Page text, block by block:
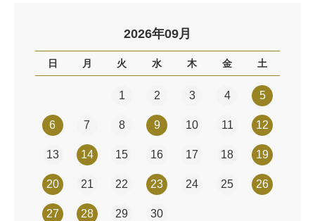
2026年09月
日 月 火 水 木 金 土
1 2 3 4 5
6 7 8 9 10 11 12
13 14 15 16 17 18 19
20 21 22 23 24 25 26
27 28 29 30